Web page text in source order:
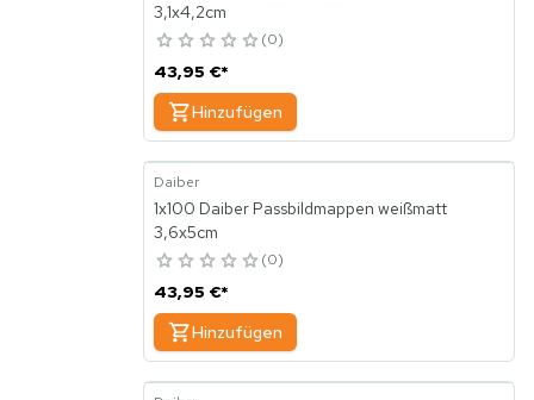
3,1x4,2cm
0
43,95 €*
Hinzufügen
Daiber
1x100 Daiber Passbildmappen weißmatt
3,6x5cm
0
43,95 €*
Hinzufügen